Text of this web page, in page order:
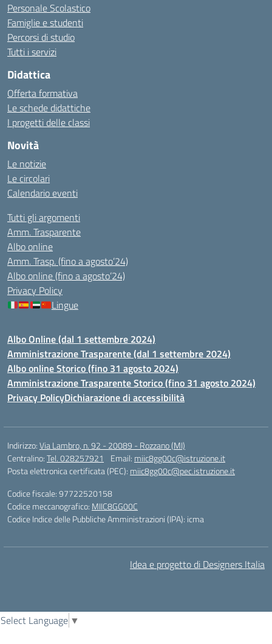
Personale Scolastico
Famiglie e studenti
Percorsi di studio
Tutti i servizi
Didattica
Offerta formativa
Le schede didattiche
I progetti delle classi
Novità
Le notizie
Le circolari
Calendario eventi
Tutti gli argomenti
Amm. Trasparente
Albo online
Amm. Trasp. (fino a agosto’24)
Albo online (fino a agosto’24)
Privacy Policy
Lingue
Albo Online (dal 1 settembre 2024)
Amministrazione Trasparente (dal 1 settembre 2024)
Albo online Storico (fino 31 agosto 2024)
Amministrazione Trasparente Storico (fino 31 agosto 2024)
Privacy PolicyDichiarazione di accessibilità
Indirizzo:Via Lambro, n. 92 - 20089 - Rozzano (MI)
Centralino:Tel. 028257921 Email: miic8gg00c@istruzione.it
Posta elettronica certificata (PEC): miic8gg00c@pec.istruzione.it
Codice fiscale: 97722520158
Codice meccanografico: MIIC8GG00C
Codice Indice delle Pubbliche Amministrazioni (IPA): icma
Idea e progetto di Designers Italia
Select Language ▼